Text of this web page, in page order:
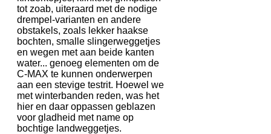
tot zoab, uiteraard met de nodige
drempel-varianten en andere
obstakels, zoals lekker haakse
bochten, smalle slingerweggetjes
en wegen met aan beide kanten
water... genoeg elementen om de
C-MAX te kunnen onderwerpen
aan een stevige testrit. Hoewel we
met winterbanden reden, was het
hier en daar oppassen geblazen
voor gladheid met name op
bochtige landweggetjes.